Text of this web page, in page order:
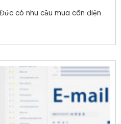
có nhu cầu mua cân điện